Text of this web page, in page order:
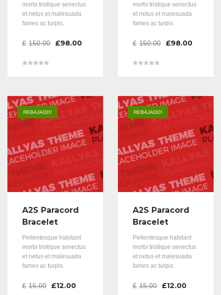
morbi tristique senectus
et netus et malesuada
fames ac turpis.
£ 150.00 £98.00
morbi tristique senectus
et netus et malesuada
fames ac turpis.
£ 150.00 £98.00
REBAJADO!
A2S Paracord
Bracelet
Pellentesque habitant
morbi tristique senectus
et netus et malesuada
fames ac turpis.
£ 15.00 £12.00
REBAJADO!
A2S Paracord
Bracelet
Pellentesque habitant
morbi tristique senectus
et netus et malesuada
fames ac turpis.
£ 15.00 £12.00